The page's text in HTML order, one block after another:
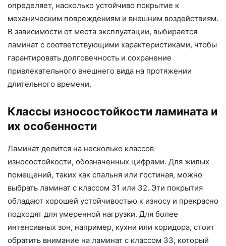
определяет, насколько устойчиво покрытие к
механическим повреждениям и внешним воздействиям.
В зависимости от места эксплуатации, выбирается
ламинат с соответствующими характеристиками, чтобы
гарантировать долговечность и сохранение
привлекательного внешнего вида на протяжении
длительного времени.
Классы износостойкости ламината и
их особенности
Ламинат делится на несколько классов
износостойкости, обозначенных цифрами. Для жилых
помещений, таких как спальня или гостиная, можно
выбрать ламинат с классом 31 или 32. Эти покрытия
обладают хорошей устойчивостью к износу и прекрасно
подходят для умеренной нагрузки. Для более
интенсивных зон, например, кухни или коридора, стоит
обратить внимание на ламинат с классом 33, который